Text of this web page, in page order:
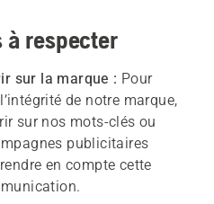
à respecter
sur la marque : Pour
de notre marque,
sur nos mots-clés ou
publicitaires
en compte cette